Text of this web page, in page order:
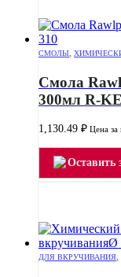
СМОЛЫ
Смола
300мл R-
1,130.49 ₽ Цена за
Оставить
ДЛЯ ВКРУЧИВАНИЯ